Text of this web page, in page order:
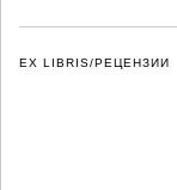
EX LIBRIS/РЕЦЕНЗИИ